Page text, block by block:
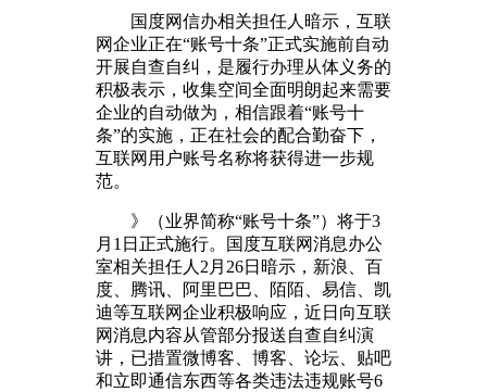
国度网信办相关担任人暗示，互联
网企业正在“账号十条”正式实施前自动
开展自查自纠，是履行办理从体义务的
积极表示，收集空间全面明朗起来需要
企业的自动做为，相信跟着“账号十
条”的实施，正在社会的配合勤奋下，
互联网用户账号名称将获得进一步规
范。
》（业界简称“账号十条”）将于3
月1日正式施行。国度互联网消息办公
室相关担任人2月26日暗示，新浪、百
度、腾讯、阿里巴巴、陌陌、易信、凯
迪等互联网企业积极响应，近日向互联
网消息内容从管部分报送自查自纠演
讲，已措置微博客、博客、论坛、贴吧
和立即通信东西等各类违法违规账号6